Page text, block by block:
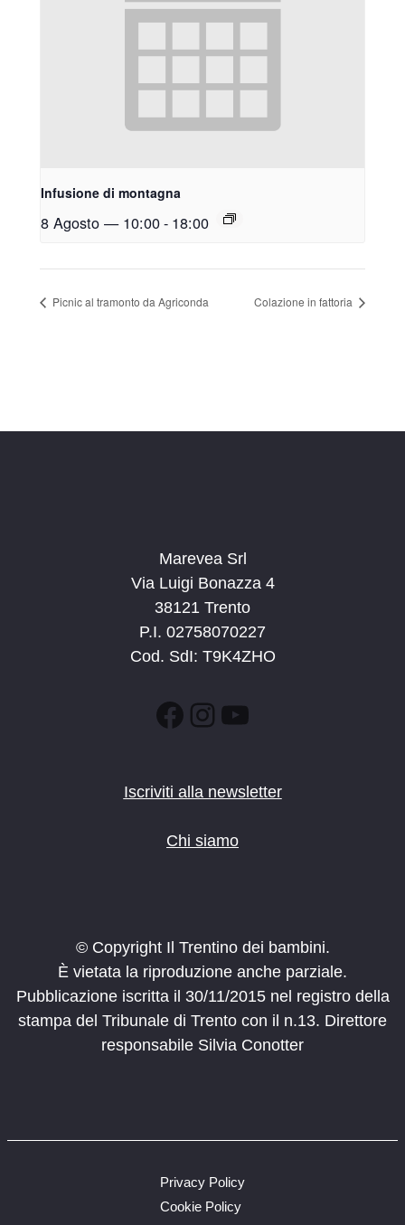
Infusione di montagna
8 Agosto — 10:00- 18:00
Picnic al tramonto da Agriconda Colazione in fattoria
Marevea Srl
Via Luigi Bonazza 4
38121 Trento
P.I. 02758070227
Cod. SdI: T9K4ZHO
Facebook
Instagram
YouTube
Iscriviti alla newsletter
Chi siamo
© Copyright Il Trentino dei bambini.
È vietata la riproduzione anche parziale.
Pubblicazione iscritta il 30/11/2015 nel registro della
stampa del Tribunale di Trento con il n.13. Direttore
responsabile Silvia Conotter
Privacy Policy
Cookie Policy